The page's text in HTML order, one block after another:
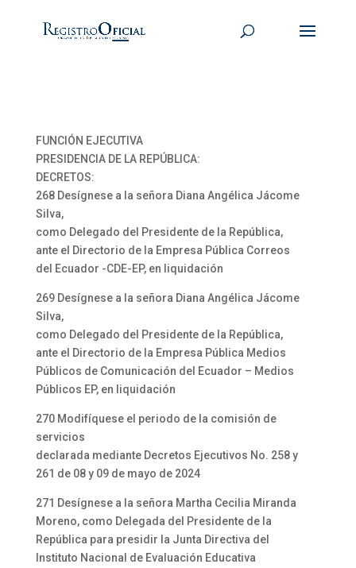
FUNCIÓN EJECUTIVA
PRESIDENCIA DE LA REPÚBLICA:
DECRETOS:
268 Desígnese a la señora Diana Angélica Jácome
Silva,
como Delegado del Presidente de la República,
ante el Directorio de la Empresa Pública Correos
del Ecuador -CDE-EP, en liquidación
269 Desígnese a la señora Diana Angélica Jácome
Silva,
como Delegado del Presidente de la República,
ante el Directorio de la Empresa Pública Medios
Públicos de Comunicación del Ecuador – Medios
Públicos EP, en liquidación
270 Modifíquese el periodo de la comisión de
servicios
declarada mediante Decretos Ejecutivos No. 258 y
261 de 08 y 09 de mayo de 2024
271 Desígnese a la señora Martha Cecilia Miranda
Moreno, como Delegada del Presidente de la
República para presidir la Junta Directiva del
Instituto Nacional de Evaluación Educativa